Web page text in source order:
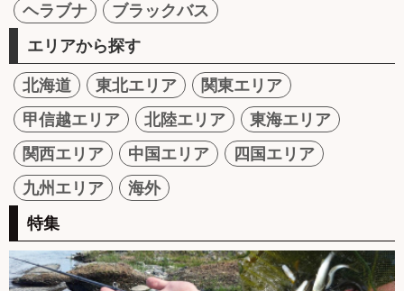
ヘラブナ
ブラックバス
エリアから探す
北海道 東北エリア
関東エリア
甲信越エリア
北陸エリア
東海エリア
関西エリア
中国エリア
四国エリア
九州エリア
海外
特集